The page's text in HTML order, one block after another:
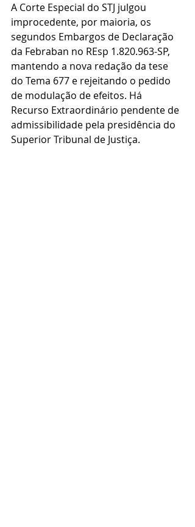
A Corte Especial do STJ julgou
improcedente, por maioria, os
segundos Embargos de Declaração
da Febraban no REsp 1.820.963-SP,
mantendo a nova redação da tese
do Tema 677 e rejeitando o pedido
de modulação de efeitos. Há
Recurso Extraordinário pendente de
admissibilidade pela presidência do
Superior Tribunal de Justiça.